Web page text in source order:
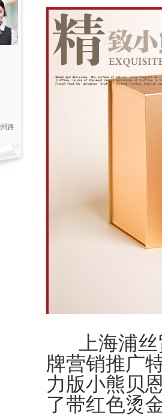
路
上海浦丝
牌营销推广
力版小熊贝
了带红色烫